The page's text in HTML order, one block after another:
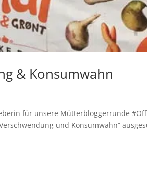
& Konsumwahn
für unsere Mütterbloggerrunde
und Konsumwahn“